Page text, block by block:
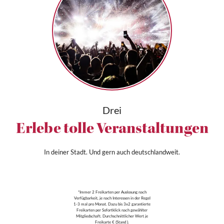
Drei
Erlebe tolle Veranstaltungen
In deiner Stadt. Und gern auch deutschlandweit.
*Immer 2 Freikarten per Auslosung nach
Verfügbarkeit, je nach Interessen in der Regel
1-3 mal pro Monat. Dazu bis 3x2 garantierte
Freikarten per Sofortklick nach gewählter
Mitgliedschaft. Durchschnittlicher Wert je
Freikarte € (Stand ).